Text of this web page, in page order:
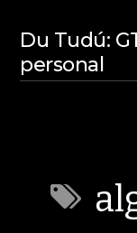
Du Tudú:
personal